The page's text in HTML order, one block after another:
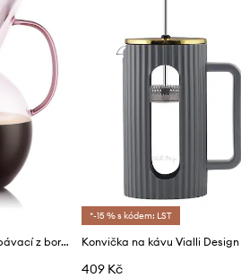
Bodum louhovač překapávací z borosilikátového skla 10,6 x 17,1 x 24,2 cm
*-15 % s kódem: LST
Konvička na kávu Vialli Design
409 Kč